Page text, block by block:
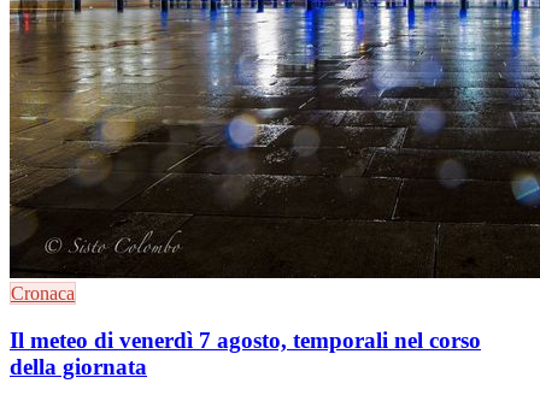
Cronaca
Il meteo di venerdì 7 agosto, temporali nel corso
della giornata